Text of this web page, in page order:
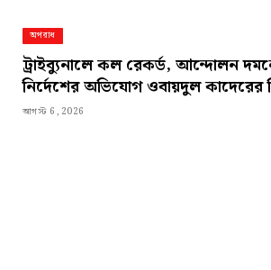
অপরাধ
ট্রাইব্যুনালে কল রেকর্ড, আন্দোলন
নির্দেশের অভিযোগ ওবায়দুল কাদেরের
আগস্ট 6, 2026